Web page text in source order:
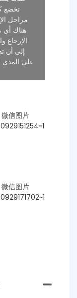
مراحل
هناك أي
الإرجاع
على المدى